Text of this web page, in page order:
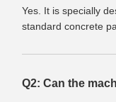
Yes. It is specially
standard concrete
Q2: Can the